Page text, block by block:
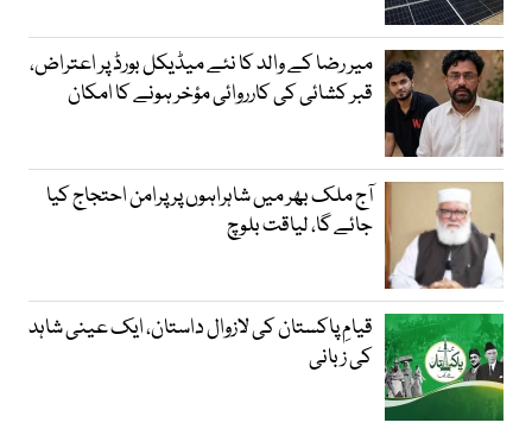
میر رضا کے والد کا نئے میڈیکل بورڈ پر اعتراض،
قبر کشائی کی کارروائی مؤخر ہونے کا امکان
آج ملک بھر میں شاہراہوں پر پرامن احتجاج کیا
جائے گا، لیاقت بلوچ
قیامِ پاکستان کی لازوال داستان، ایک عینی شاہد
کی زبانی